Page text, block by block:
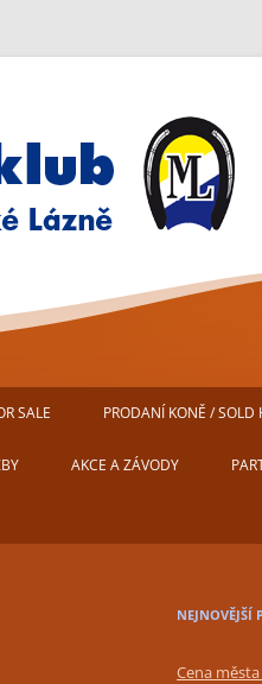
Lázně
SALE PRODANÍ KONĚ / SOLD
AKCE A ZÁVODY
NEJNOVĚJŠÍ
Cena